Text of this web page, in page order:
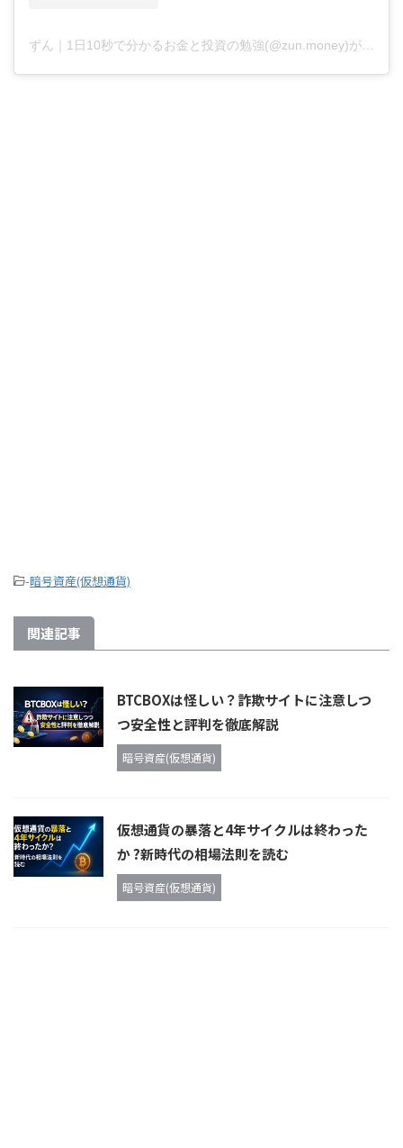
ずん｜1日10秒で分かるお金と投資の勉強(@zun.money)がシェアした投稿
-暗号資産(仮想通貨)
関連記事
BTCBOXは怪しい？詐欺サイトに注意しつ
つ安全性と評判を徹底解説
暗号資産(仮想通貨)
仮想通貨の暴落と4年サイクルは終わった
か ?新時代の相場法則を読む
暗号資産(仮想通貨)